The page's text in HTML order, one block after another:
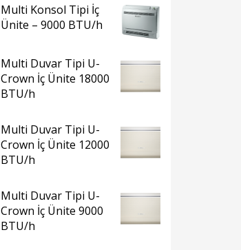
Multi Konsol Tipi İç
Ünite – 9000 BTU/h
Multi Duvar Tipi U-
Crown İç Ünite 18000
BTU/h
Multi Duvar Tipi U-
Crown İç Ünite 12000
BTU/h
Multi Duvar Tipi U-
Crown İç Ünite 9000
BTU/h